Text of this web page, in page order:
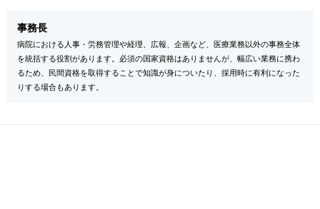
事務長
病院における人事・労務管理や経理、広報、企画など、医療業務以外の事務全体
を統括する役割があります。必須の国家資格はありませんが、幅広い業務に携わ
るため、民間資格を取得することで知識が身についたり、採用時に有利になった
りする場合もあります。